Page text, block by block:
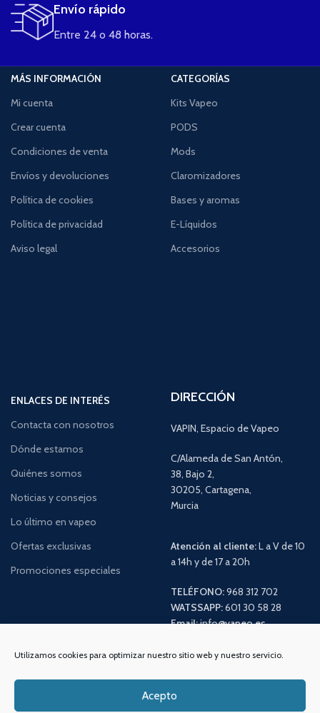
Utilizamos cookies para optimizar nuestro sitio web y nuestro servicio.
Acepto
Envío rápido
Entre 24 o 48 horas.
MÁS INFORMACIÓN
Mi cuenta
Crear cuenta
Condiciones de venta
Envíos y devoluciones
Política de cookies
Política de privacidad
Aviso legal
CATEGORÍAS
Kits Vapeo
PODS
Mods
Claromizadores
Bases y aromas
E-Líquidos
Accesorios
ENLACES DE INTERÉS
Contacta con nosotros
Dónde estamos
Quiénes somos
Noticias y consejos
Lo último en vapeo
Ofertas exclusivas
Promociones especiales
DIRECCIÓN
VAPIN, Espacio de Vapeo
C/Alameda de San Antón,
38, Bajo 2,
30205, Cartagena,
Murcia
Atención al cliente:L a V de 10
a 14h y de 17 a 20h
TELÉFONO:968 312 702
WATSSAPP:601 30 58 28
Email:info@vapeo.es